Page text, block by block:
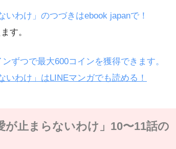
わけ」のつづきはebook japanで！
す。
ずつで最大600コインを獲得できます。
わけ」はLINEマンガでも読める！
が止まらないわけ」10〜11話の